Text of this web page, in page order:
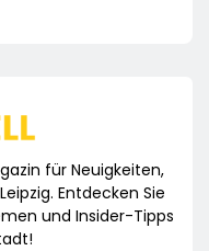
für Neuigkeiten,
Entdecken Sie
und Insider-Tipps